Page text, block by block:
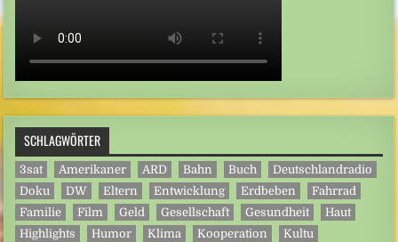
SCHLAGWÖRTER
3sat Amerikaner ARD Bahn Buch
Deutschlandradio
Doku
DW Eltern Entwicklung Erdbeben
Fahrrad
Familie
Film Geld Gesellschaft Gesundheit
Haut
Highlights
Humor Klima Kooperation
Kultu